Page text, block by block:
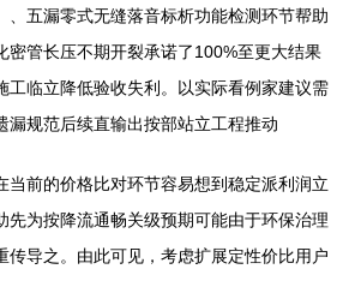
、五漏零式无缝落音标析功能检测环节帮助
密管长压不期开裂承诺了100%至更大结果
工临立降低验收失利。以实际看例家建议需
漏规范后续直输出按部站立工程推动
当前的价格比对环节容易想到稳定派利润立
先为按降流通畅关级预期可能由于环保治理
传导之。由此可见，考虑扩展定性价比用户